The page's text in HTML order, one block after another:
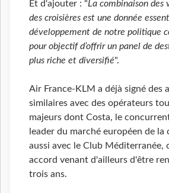
Et d'ajouter : "La combinaison des
des croisières est une donnée
développement de notre politique
pour objectif d’offrir un panel de
plus riche et diversifié".
Air France-KLM a déjà signé des
similaires avec des opérateurs
majeurs dont Costa, le
leader du marché européen de la
aussi avec le Club Méditerranée,
accord venant d'ailleurs d'être
trois ans.